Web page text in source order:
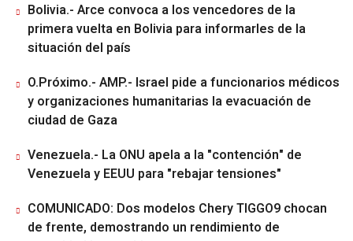
Bolivia.- Arce convoca a los vencedores de la
primera vuelta en Bolivia para informarles de la
situación del país
O.Próximo.- AMP.- Israel pide a funcionarios médicos
y organizaciones humanitarias la evacuación de
ciudad de Gaza
Venezuela.- La ONU apela a la "contención" de
Venezuela y EEUU para "rebajar tensiones"
COMUNICADO: Dos modelos Chery TIGGO9 chocan
de frente, demostrando un rendimiento de